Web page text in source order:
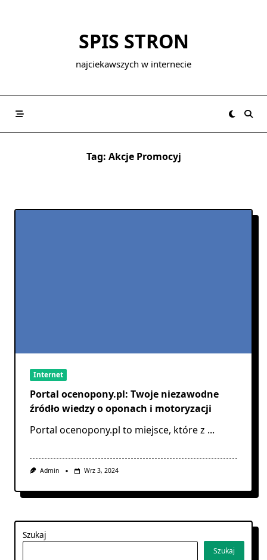
SPIS STRON
najciekawszych w internecie
Tag: Akcje Promocyj
Internet
Portal ocenopony.pl: Twoje niezawodne
źródło wiedzy o oponach i motoryzacji
Portal ocenopony.pl to miejsce, które z ...
Admin Wrz 3, 2024
Szukaj
Szukaj